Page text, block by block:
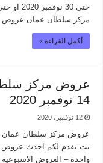
حتى
مركز سلطان عمان
أكمل القراءة »
14 نوفمبر 2020
12 نوفمبر، 2020
نت تقدم لكم احدث عروض